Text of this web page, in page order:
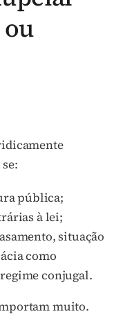
pública;
à lei;
situação
como
conjugal.
muito.